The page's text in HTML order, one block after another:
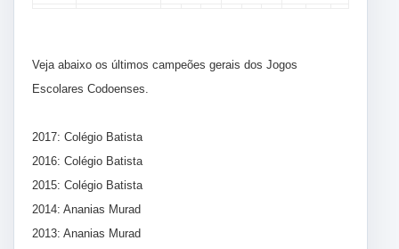
Veja abaixo os últimos campeões gerais dos Jogos
Escolares Codoenses.
2017: Colégio Batista
2016: Colégio Batista
2015: Colégio Batista
2014: Ananias Murad
2013: Ananias Murad